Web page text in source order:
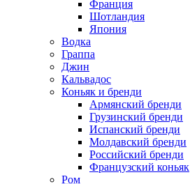
Франция
Шотландия
Япония
Водка
Граппа
Джин
Кальвадос
Коньяк и бренди
Армянский бренди
Грузинский бренди
Испанский бренди
Молдавский бренди
Российский бренди
Французский коньяк
Ром